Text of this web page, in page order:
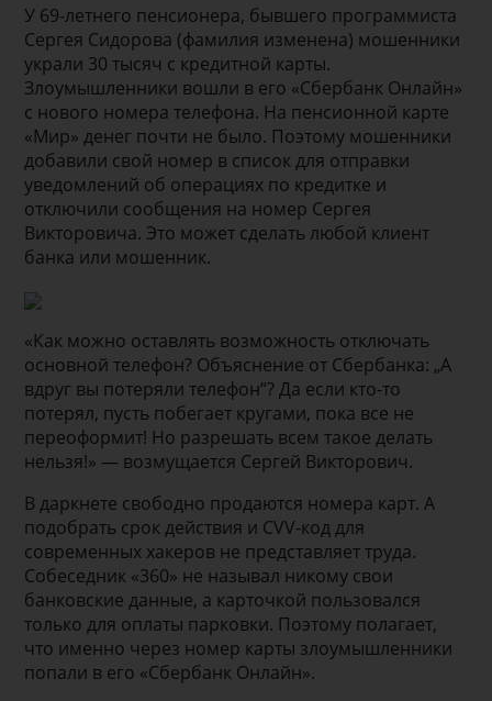
У 69-летнего пенсионера, бывшего программиста
Сергея Сидорова (фамилия изменена) мошенники
украли 30 тысяч с кредитной карты.
Злоумышленники вошли в его «Сбербанк Онлайн»
с нового номера телефона. На пенсионной карте
«Мир» денег почти не было. Поэтому мошенники
добавили свой номер в список для отправки
уведомлений об операциях по кредитке и
отключили сообщения на номер Сергея
Викторовича. Это может сделать любой клиент
банка или мошенник.
«Как можно оставлять возможность отключать
основной телефон? Объяснение от Сбербанка: „А
вдруг вы потеряли телефон“? Да если кто-то
потерял, пусть побегает кругами, пока все не
переоформит! Но разрешать всем такое делать
нельзя!» — возмущается Сергей Викторович.
В даркнете свободно продаются номера карт. А
подобрать срок действия и CVV-код для
современных хакеров не представляет труда.
Собеседник «360» не называл никому свои
банковские данные, а карточкой пользовался
только для оплаты парковки. Поэтому полагает,
что именно через номер карты злоумышленники
попали в его «Сбербанк Онлайн».